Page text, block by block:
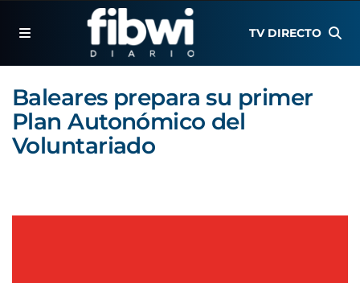
TV DIRECTO
Baleares prepara su primer
Plan Autonómico del
Voluntariado